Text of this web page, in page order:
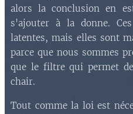
alors la conclusion en
s'ajouter à la donne.
latentes, mais elles sont
parce que nous sommes
que le filtre qui permet
chair.
Tout comme la loi est